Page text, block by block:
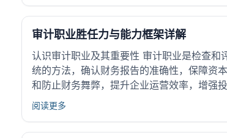
审计职业胜任力与能力框架详解
认识审计职业及其重要性 审计职业是检查和
统的方法，确认财务报告的准确性，保障资
和防止财务舞弊，提升企业运营效率，增强
阅读更多